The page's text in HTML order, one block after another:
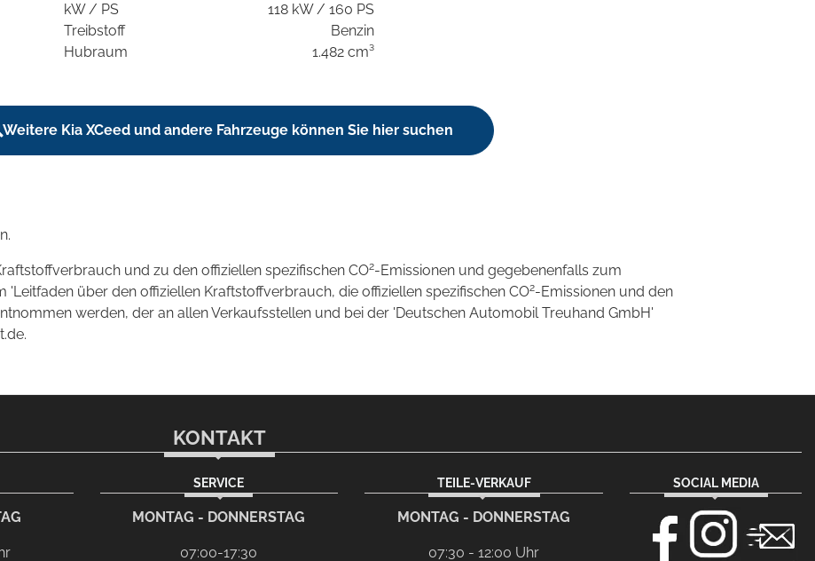
kW / PS
118 kW / 160 PS
Treibstoff
Benzin
Hubraum
1.482 cm³
Weitere Kia XCeed und andere Fahrzeuge können Sie hier suchen
und zu den offiziellen spezifischen CO2-Emissionen und gegebenenfalls zum
über den offiziellen Kraftstoffverbrauch, die offiziellen spezifischen CO2-Emissionen und den
werden, der an allen Verkaufsstellen und bei der 'Deutschen Automobil Treuhand GmbH'
KONTAKT
SERVICE
MONTAG - DONNERSTAG
07:00-17:30
TEILE-VERKAUF
MONTAG - DONNERSTAG
07:30 - 12:00 Uhr
SOCIAL MEDIA
eMail-Programm